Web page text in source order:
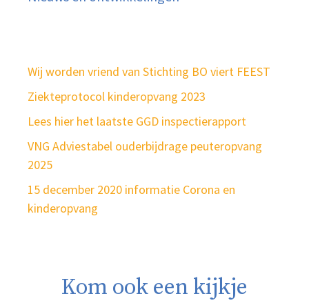
Wij worden vriend van Stichting BO viert FEEST
Ziekteprotocol kinderopvang 2023
Lees hier het laatste GGD inspectierapport
VNG Adviestabel ouderbijdrage peuteropvang
2025
15 december 2020 informatie Corona en
kinderopvang
Kom ook een kijkje